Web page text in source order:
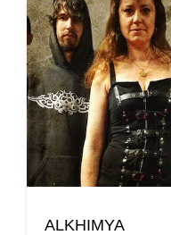
ALKHIMYA